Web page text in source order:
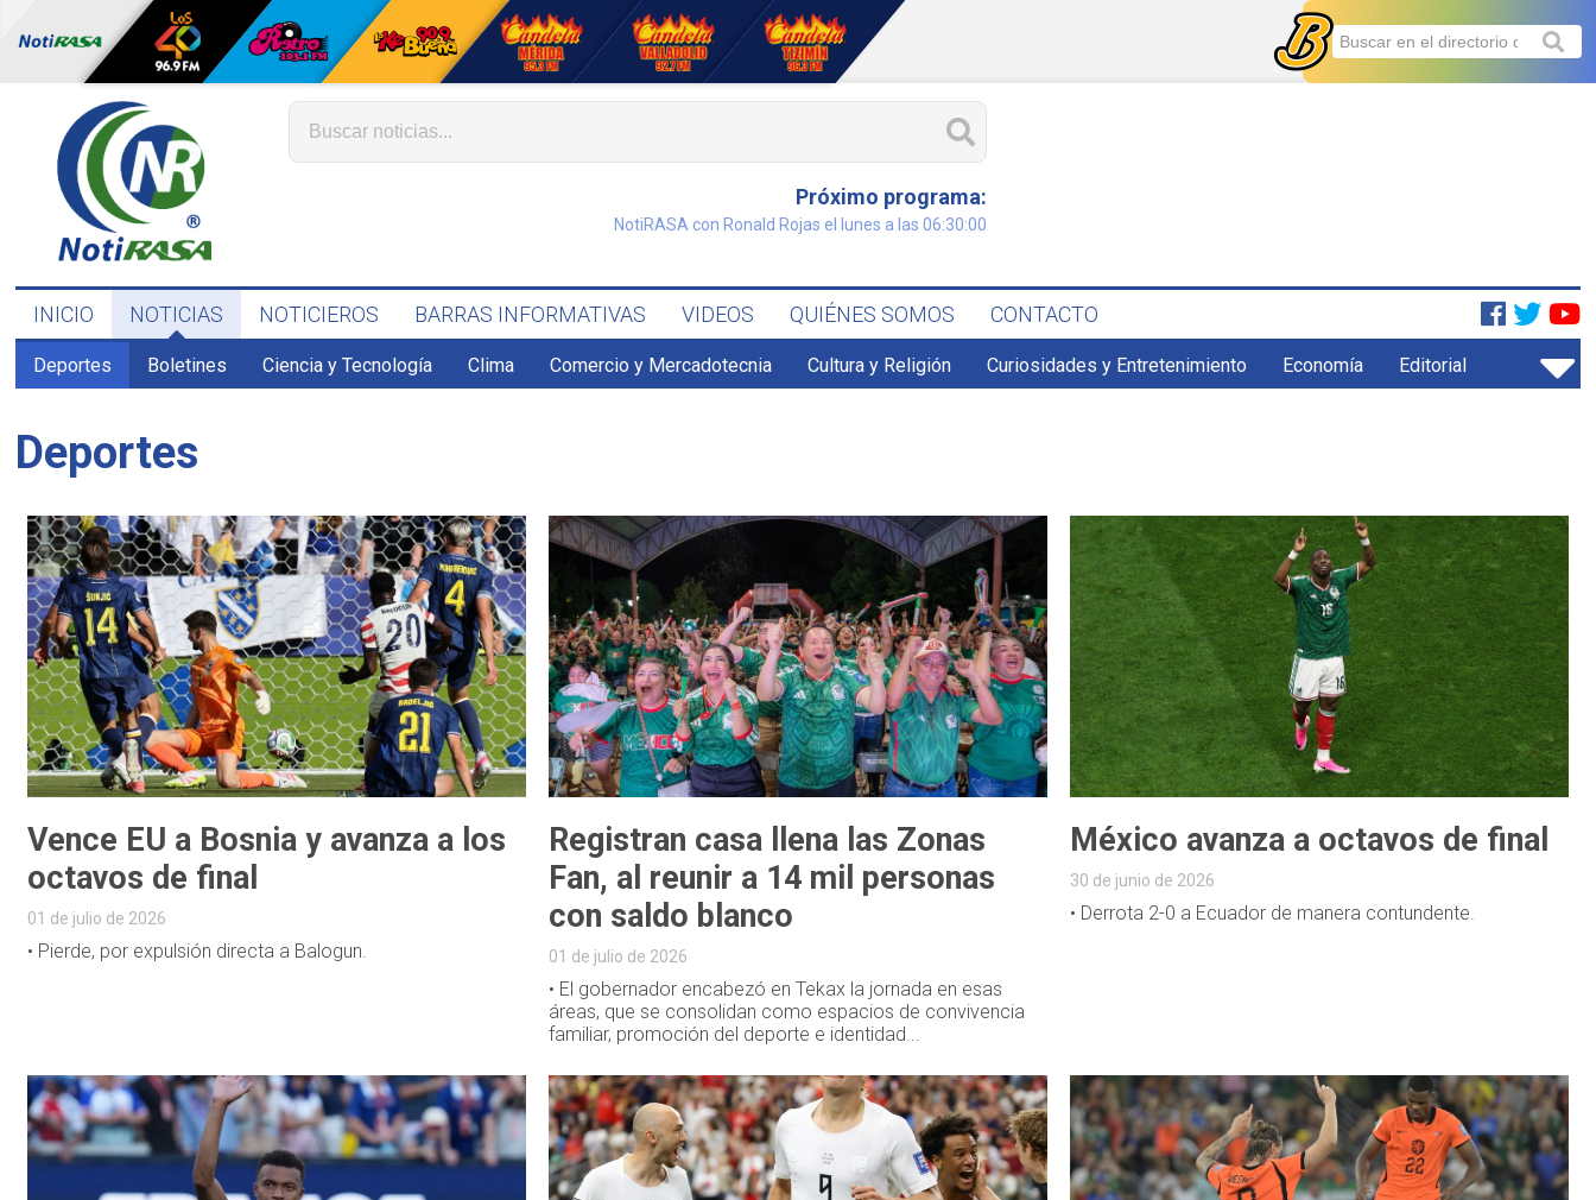
Próximo programa:
NotiRASA con Ronald Rojas el lunes a las 06:30:00
INICIO NOTICIAS NOTICIEROS BARRAS INFORMATIVAS VIDEOS QUIÉNES SOMOS CONTACTO
Deportes Boletines Ciencia y Tecnología Clima Comercio y Mercadotecnia Cultura y Religión Curiosidades y Entretenimiento Economía Editorial
Deportes
Vence EU a Bosnia y avanza a los
octavos de final
01 de julio de 2026
• Pierde, por expulsión directa a Balogun.
Registran casa llena las Zonas
Fan, al reunir a 14 mil personas
con saldo blanco
01 de julio de 2026
• El gobernador encabezó en Tekax la jornada en esas
áreas, que se consolidan como espacios de convivencia
familiar, promoción del deporte e identidad...
México avanza a octavos de final
30 de junio de 2026
• Derrota 2-0 a Ecuador de manera contundente.